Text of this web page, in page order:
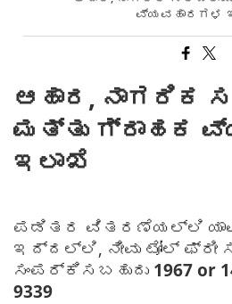
ವ್ಯವಹಾರಗಳ
ಆಹಾರ, ನಾಗರಿಕ
ಮತ್ತು ಗ್ರಾಹಕ
ಇಲಾಖೆ
ಪಡಿತರ ವಿತರಣೆಯಲ್ಲಿ
ಇದ್ದಲ್ಲಿ, ನೀವು ಟೋಲ್ ಫ್ರೀ
ಸಂಪರ್ಕಿಸಬಹುದು 1967 or
9339